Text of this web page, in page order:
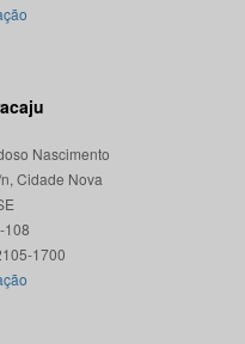
Nascimento
Cidade Nova
108